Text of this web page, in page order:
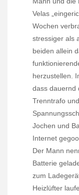
Velas
Wochen
stressiger als
beiden allein
herzustellen.
dass dauernd
Trenntrafo
Jochen und
Internet
Der Mann
Batterie
zum
Heizlüfter